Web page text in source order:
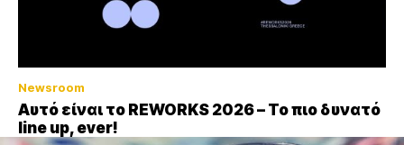
Newsroom
Αυτό είναι το REWORKS 2026 – Το πιο δυνατό
line up, ever!